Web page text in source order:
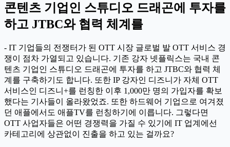
콘텐츠 기업인 스튜디오 드래곤에 투자를
하고 JTBC와 협력 체계를
- IT 기업들의 전쟁터가 된 OTT 시장 글로벌 발 OTT 서비스 경
쟁이 점차 가열되고 있습니다. 기존 강자 넷플릭스는 국내 콘
텐츠 기업인 스튜디오 드래곤에 투자를 하고 JTBC와 협력 체
계를 구축하기도 합니다. 또한 IP 강자인 디즈니가 자체 OTT
서비스인 디즈니+를 런칭한 이후 1,000만 명의 가입자를 확보
했다는 기사들이 올라왔었죠. 또한 하드웨어 기업으로 여겨졌
던 애플에서도 애플TV를 런칭하기에 이릅니다. 그렇다면
OTT 사업자들은 어떤 경쟁력을 가질 수 있기에 IT 업계에선
카테고리에 상관없이 진출을 하고 있는 걸까요?